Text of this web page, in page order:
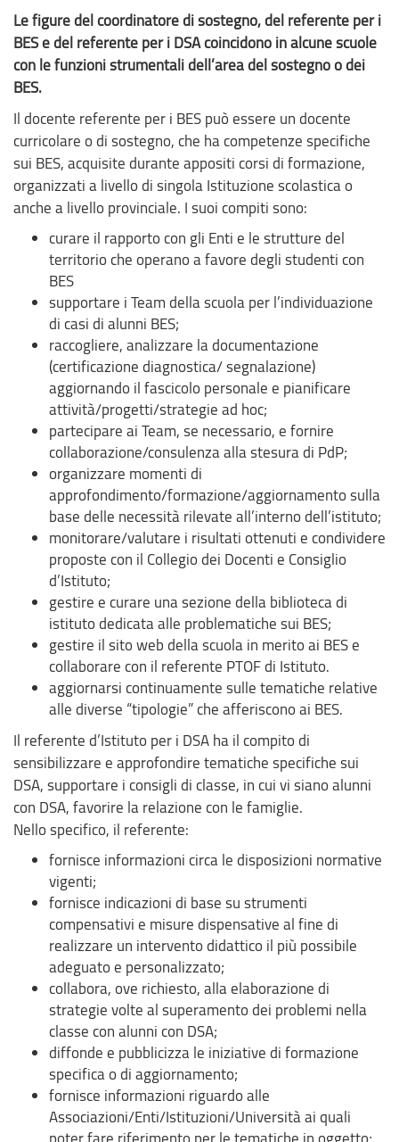
Le figure del coordinatore di sostegno, del referente per i
BES e del referente per i DSA coincidono in alcune scuole
con le funzioni strumentali dell’area del sostegno o dei
BES.
Il docente referente per i BES può essere un docente
curricolare o di sostegno, che ha competenze specifiche
sui BES, acquisite durante appositi corsi di formazione,
organizzati a livello di singola Istituzione scolastica o
anche a livello provinciale. I suoi compiti sono:
curare il rapporto con gli Enti e le strutture del
territorio che operano a favore degli studenti con
BES
supportare i Team della scuola per l’individuazione
di casi di alunni BES;
raccogliere, analizzare la documentazione
(certificazione diagnostica/ segnalazione)
aggiornando il fascicolo personale e pianificare
attività/progetti/strategie ad hoc;
partecipare ai Team, se necessario, e fornire
collaborazione/consulenza alla stesura di PdP;
organizzare momenti di
approfondimento/formazione/aggiornamento sulla
base delle necessità rilevate all’interno dell’istituto;
monitorare/valutare i risultati ottenuti e condividere
proposte con il Collegio dei Docenti e Consiglio
d’Istituto;
gestire e curare una sezione della biblioteca di
istituto dedicata alle problematiche sui BES;
gestire il sito web della scuola in merito ai BES e
collaborare con il referente PTOF di Istituto.
aggiornarsi continuamente sulle tematiche relative
alle diverse “tipologie” che afferiscono ai BES.
Il referente d’Istituto per i DSA ha il compito di
sensibilizzare e approfondire tematiche specifiche sui
DSA, supportare i consigli di classe, in cui vi siano alunni
con DSA, favorire la relazione con le famiglie.
Nello specifico, il referente:
fornisce informazioni circa le disposizioni normative
vigenti;
fornisce indicazioni di base su strumenti
compensativi e misure dispensative al fine di
realizzare un intervento didattico il più possibile
adeguato e personalizzato;
collabora, ove richiesto, alla elaborazione di
strategie volte al superamento dei problemi nella
classe con alunni con DSA;
diffonde e pubblicizza le iniziative di formazione
specifica o di aggiornamento;
fornisce informazioni riguardo alle
Associazioni/Enti/Istituzioni/Università ai quali
poter fare riferimento per le tematiche in oggetto;